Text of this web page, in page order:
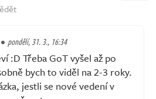
pondělí, 31. 3., 16:34
:D Třeba GoT vyšel až po
bych to viděl na 2-3 roky.
jestli se nové vedení v